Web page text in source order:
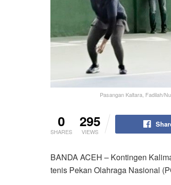
Pasangan Kaltara, Fadilah/
0
SHARES
295
VIEWS
BANDA ACEH – Kontingen
tenis Pekan Olahraga Nasional